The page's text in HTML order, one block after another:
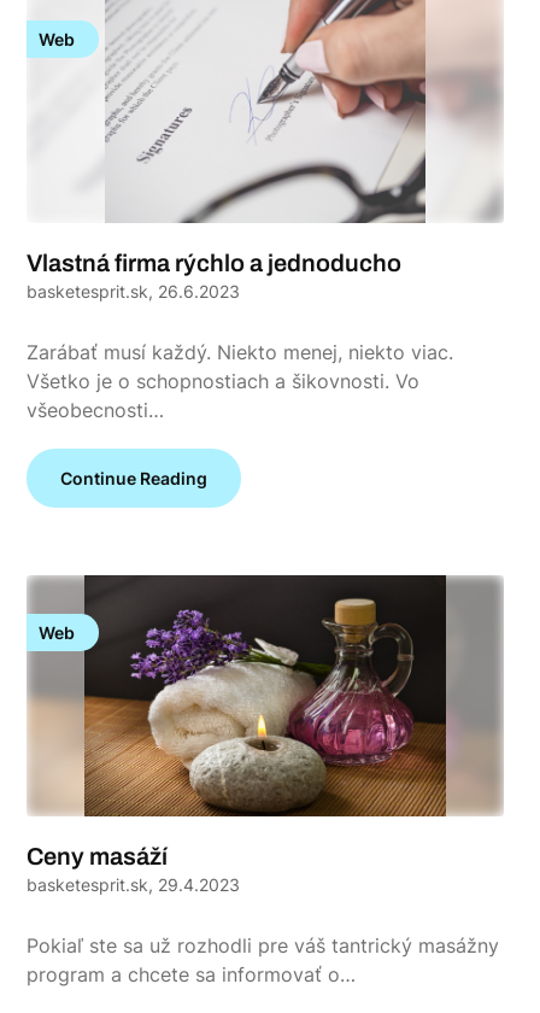
Web
Vlastná firma rýchlo a jednoducho
basketesprit.sk, 26.6.2023
Zarábať musí každý. Niekto menej, niekto viac.
Všetko je o schopnostiach a šikovnosti. Vo
všeobecnosti…
Continue Reading
Web
Ceny masáží
basketesprit.sk, 29.4.2023
Pokiaľ ste sa už rozhodli pre váš tantrický masážny
program a chcete sa informovať o…